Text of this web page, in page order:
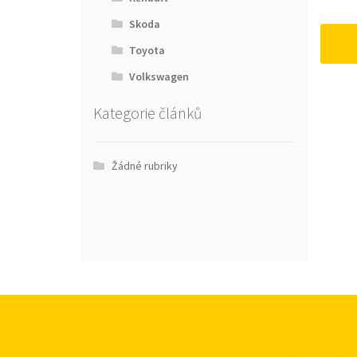
Skoda
Toyota
Volkswagen
Kategorie článků
Žádné rubriky